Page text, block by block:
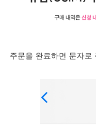
주문을 완료하면 문자로